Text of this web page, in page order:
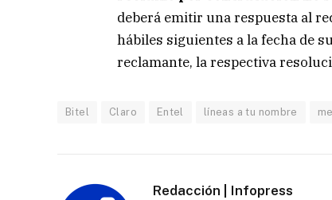
deberá emitir una respuesta al
hábiles siguientes a la fecha de
reclamante, la respectiva
Bitel Claro Entel líneas a tu nombre
Redacción | Infopress